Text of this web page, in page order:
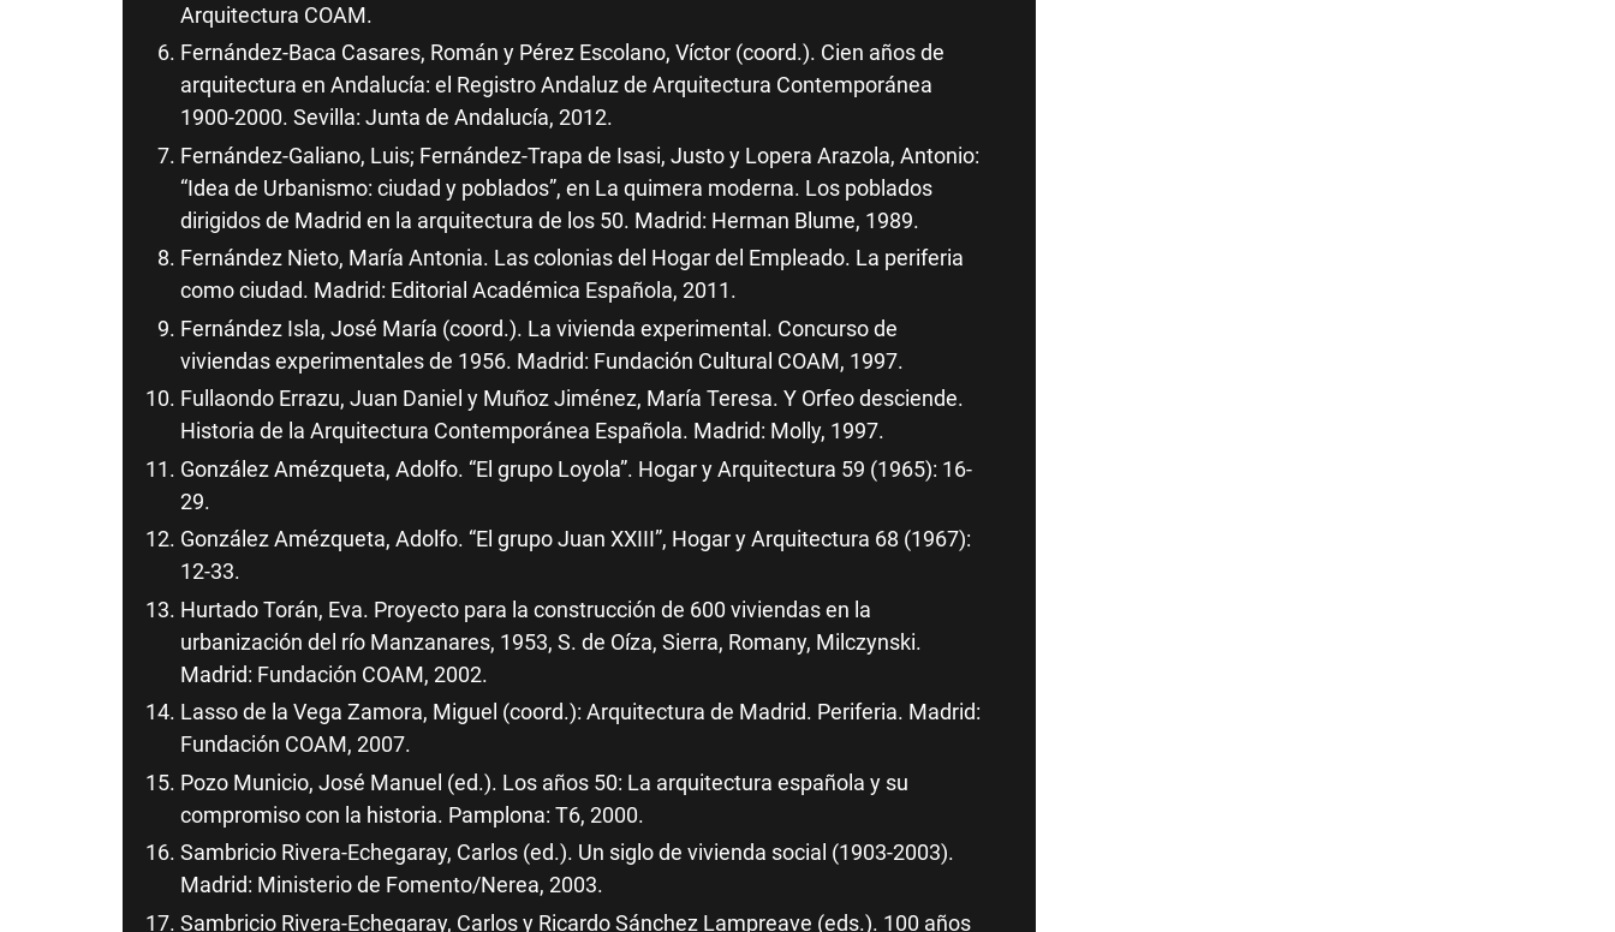
Arquitectura COAM.
Fernández-Baca Casares, Román y Pérez Escolano, Víctor (coord.). Cien años de
arquitectura en Andalucía: el Registro Andaluz de Arquitectura Contemporánea
1900-2000. Sevilla: Junta de Andalucía, 2012.
Fernández-Galiano, Luis; Fernández-Trapa de Isasi, Justo y Lopera Arazola, Antonio:
“Idea de Urbanismo: ciudad y poblados”, en La quimera moderna. Los poblados
dirigidos de Madrid en la arquitectura de los 50. Madrid: Herman Blume, 1989.
Fernández Nieto, María Antonia. Las colonias del Hogar del Empleado. La periferia
como ciudad. Madrid: Editorial Académica Española, 2011.
Fernández Isla, José María (coord.). La vivienda experimental. Concurso de
viviendas experimentales de 1956. Madrid: Fundación Cultural COAM, 1997.
Fullaondo Errazu, Juan Daniel y Muñoz Jiménez, María Teresa. Y Orfeo desciende.
Historia de la Arquitectura Contemporánea Española. Madrid: Molly, 1997.
González Amézqueta, Adolfo. “El grupo Loyola”. Hogar y Arquitectura 59 (1965): 16-
29.
González Amézqueta, Adolfo. “El grupo Juan XXIII”, Hogar y Arquitectura 68 (1967):
12-33.
Hurtado Torán, Eva. Proyecto para la construcción de 600 viviendas en la
urbanización del río Manzanares, 1953, S. de Oíza, Sierra, Romany, Milczynski.
Madrid: Fundación COAM, 2002.
Lasso de la Vega Zamora, Miguel (coord.): Arquitectura de Madrid. Periferia. Madrid:
Fundación COAM, 2007.
Pozo Municio, José Manuel (ed.). Los años 50: La arquitectura española y su
compromiso con la historia. Pamplona: T6, 2000.
Sambricio Rivera-Echegaray, Carlos (ed.). Un siglo de vivienda social (1903-2003).
Madrid: Ministerio de Fomento/Nerea, 2003.
Sambricio Rivera-Echegaray, Carlos y Ricardo Sánchez Lampreave (eds.). 100 años